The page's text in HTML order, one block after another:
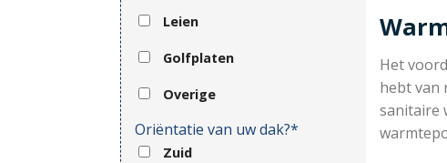
Leien
Golfplaten
Overige
Oriëntatie van uw dak?*
Zuid
Het
hebt van
sanitaire